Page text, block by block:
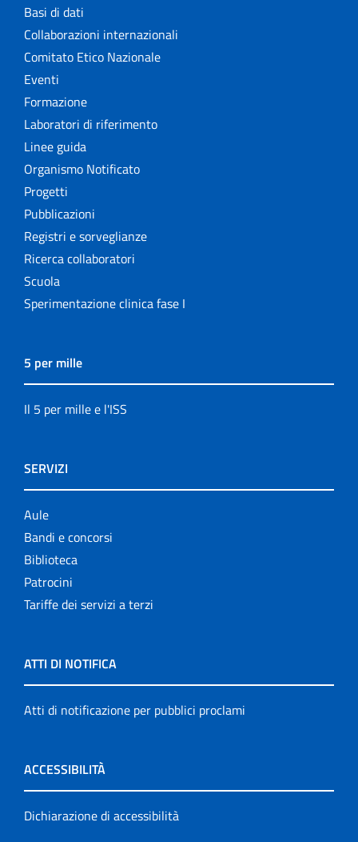
Basi di dati
Collaborazioni internazionali
Comitato Etico Nazionale
Eventi
Formazione
Laboratori di riferimento
Linee guida
Organismo Notificato
Progetti
Pubblicazioni
Registri e sorveglianze
Ricerca collaboratori
Scuola
Sperimentazione clinica fase I
5 per mille
Il 5 per mille e l'ISS
SERVIZI
Aule
Bandi e concorsi
Biblioteca
Patrocini
Tariffe dei servizi a terzi
ATTI DI NOTIFICA
Atti di notificazione per pubblici proclami
ACCESSIBILITÀ
Dichiarazione di accessibilità